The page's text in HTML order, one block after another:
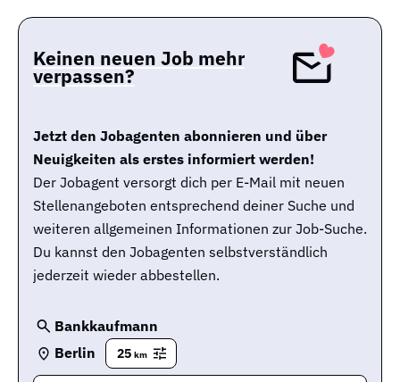
Keinen neuen Job mehr
verpassen?
Jetzt den Jobagenten abonnieren und über
Neuigkeiten als erstes informiert werden!
Der Jobagent versorgt dich per E-Mail mit neuen
Stellenangeboten entsprechend deiner Suche und
weiteren allgemeinen Informationen zur Job-Suche.
Du kannst den Jobagenten selbstverständlich
jederzeit wieder abbestellen.
Bankkaufmann
Berlin
25 km